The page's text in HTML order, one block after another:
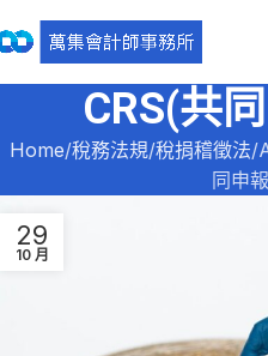
CRS(共
Home 稅務法規 稅捐稽徵法
同申
29
10 月